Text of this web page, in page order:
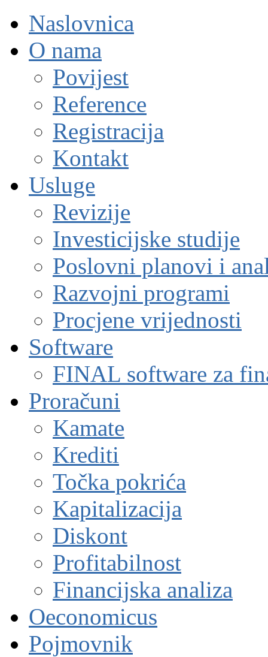
Naslovnica
O nama
Povijest
Reference
Registracija
Kontakt
Usluge
Revizije
Investicijske studije
Poslovni planovi i
Razvojni programi
Procjene vrijednosti
Software
FINAL software za
Proračuni
Kamate
Krediti
Točka pokrića
Kapitalizacija
Diskont
Profitabilnost
Financijska analiza
Oeconomicus
Pojmovnik